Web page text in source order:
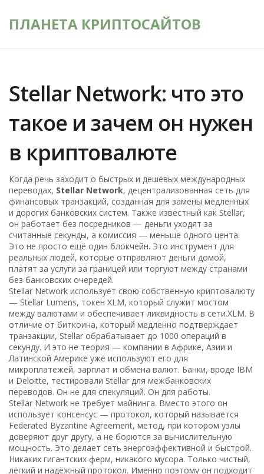
ПЛАНЕТА КРИПТОСАЙТОВ
Stellar Network: что это
такое и зачем он нужен
в криптовалюте
Когда речь заходит о быстрых и дешёвых международных
переводах, Stellar Network,децентрализованная сеть для
финансовых транзакций, созданная для замены медленных
и дорогих банковских систем. Также известный как Stellar,
он работает без посредников — деньги уходят за
считанные секунды, а комиссия — меньше одного цента.
Это не просто ещё один блокчейн. Это инструмент для
реальных людей, которые отправляют деньги домой,
платят за услуги за границей или торгуют между странами
без банковских очередей.
Stellar Network использует свою собственную криптовалюту
— Stellar Lumens, токен XLM, который служит мостом
между валютами и обеспечивает ликвидность в сети.XLM. В
отличие от биткоина, который медленно подтверждает
транзакции, Stellar обрабатывает до 1000 операций в
секунду. И это не теория — компании в Африке, Азии и
Латинской Америке уже используют его для
микроплатежей, зарплат и обмена валют. Банки, вроде IBM
и Deloitte, тестировали Stellar для межбанковских
переводов. Он не для спекуляций. Он для работы.
Stellar Network не требует майнинга. Вместо этого он
использует консенсус — протокол, который называется
Federated Byzantine Agreement,метод, при котором узлы
доверяют друг другу, а не борются за вычислительную
мощность. Это делает сеть энергоэффективной и быстрой.
Никаких гигантских ферм, никакого мусора. Только чистый,
лёгкий и надёжный протокол. Именно поэтому он подходит